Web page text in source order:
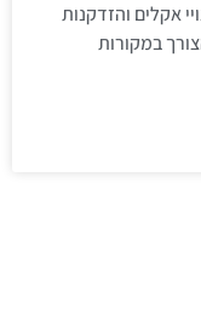
אקלים והזדקנות
במקורות